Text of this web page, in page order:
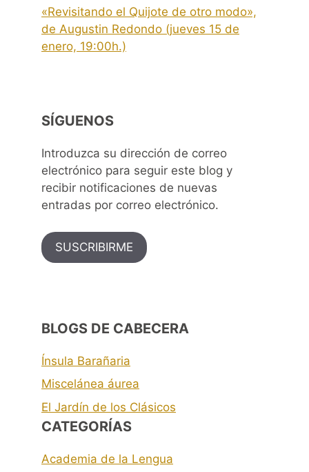
«Revisitando el Quijote de otro modo»,
de Augustin Redondo (jueves 15 de
enero, 19:00h.)
SÍGUENOS
Introduzca su dirección de correo
electrónico para seguir este blog y
recibir notificaciones de nuevas
entradas por correo electrónico.
SUSCRIBIRME
BLOGS DE CABECERA
Ínsula Barañaria
Miscelánea áurea
El Jardín de los Clásicos
CATEGORÍAS
Academia de la Lengua